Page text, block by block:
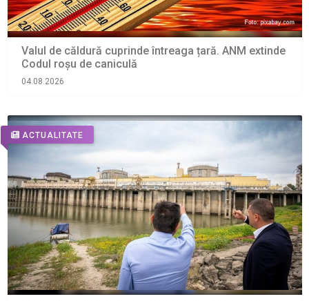
Valul de căldură cuprinde întreaga țară. ANM extinde
Codul roșu de caniculă
04.08.2026
ACTUALITATE